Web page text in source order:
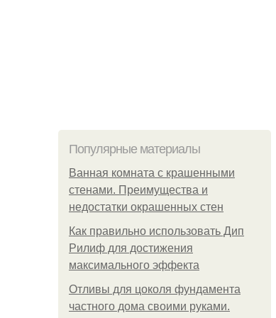
Популярные материалы
Ванная комната с крашенными
стенами. Преимущества и
недостатки окрашенных стен
Как правильно использовать Дип
Рилиф для достижения
максимального эффекта
Отливы для цоколя фундамента
частного дома своими руками.